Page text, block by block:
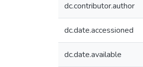
dc.contributor.author
dc.date.accessioned
dc.date.available